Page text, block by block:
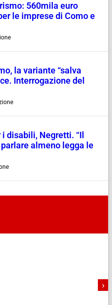
560mila euro
le imprese di Como e
la variante “salva
Interrogazione del
disabili, Negretti. “Il
almeno legga le
›